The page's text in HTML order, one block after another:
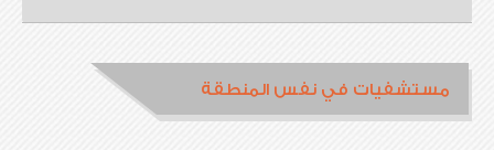
مستشفيات في نفس المنطقة